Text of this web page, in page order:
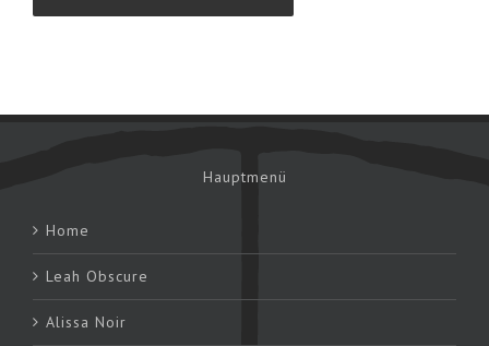
Hauptmenü
Home
Leah Obscure
Alissa Noir